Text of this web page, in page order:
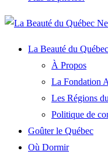
La Beauté du Québec
À Propos
La Fondation
Les Régions
Politique de
Goûter le Québec
Où Dormir